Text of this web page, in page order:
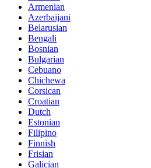
Armenian
Azerbaijani
Belarusian
Bengali
Bosnian
Bulgarian
Cebuano
Chichewa
Corsican
Croatian
Dutch
Estonian
Filipino
Finnish
Frisian
Galician